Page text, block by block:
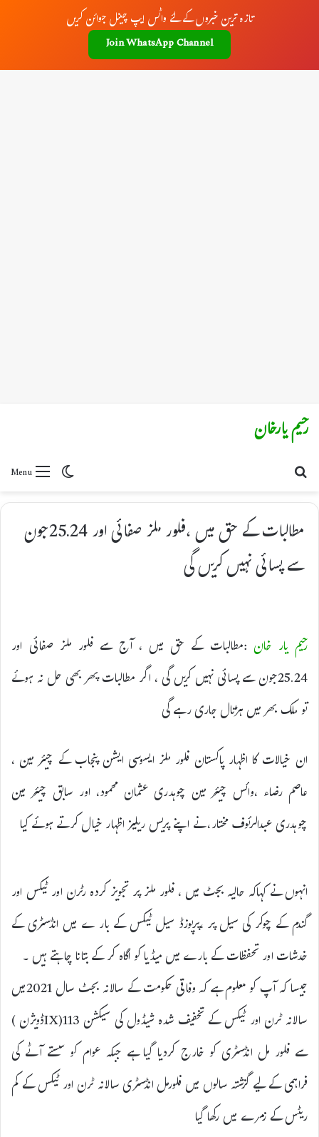
تازہ ترین خبروں کے لئے واٹس ایپ چینل جوائن کریں
Join WhatsApp Channel
Menu
Switch skin
رحیم یارخان
مطالبات کے حق میں ،فلور ملز صفائی اور 25.24جون
سے پسائی نہیں کریں گی
رحیم یار خان :مطالبات کے حق میں ، آج سے فلور ملز صفائی اور
25.24جون سے پسائی نہیں کریں گی ، اگر مطالبات پھر بھی حل نہ ہوئے
تو ملک بھر میں ہڑتال جاری رہے گی
ان خیالات کا اظہار پاکستان فلور ملز ایسوسی ایشن پنجاب کے چیئر مین ،
عاصم رضاء ،وائس چیئر مین چوہدری عثمان محمود، اور سابق چیئر مین
چوہدری عبدالرئوف مختار، نے اپنے پریس ریلیز اظہار خیال کرتے ہوئے کیا
انہوں نے کہاکہ حالیہ بجٹ میں ، فلور ملز پر تجویز کردہ رٹرن اور ٹیکس اور
گندم کے چوکر کی سیل پر ،پرپوزڈ سیل ٹیکس کے بار ے میں انڈسٹری کے
خدشات اور تحفظات کے بارے میں میڈیا کو اگاہ کر کے بتانا چاہتے ہیں ۔
جیسا کہ آپ کو معلوم ہے کہ وفاقی حکومت کے سالانہ بجٹ سال 2021میں
سالانہ ٹرن اور ٹیکس کے تخفیف شدہ شیڈول کی سیکشن 113(IXڈویژن )
سے فلور مل انڈسٹری کو خارج کردیا گیا ہے جبکہ عوام کو سستے آٹے کی
فراہمی کے لیے گزشتہ سالوں میں فلورمل انڈسٹری سالانہ ٹرن اور ٹیکس کے کم
ریٹس کے زمرے میں رکھا گیا